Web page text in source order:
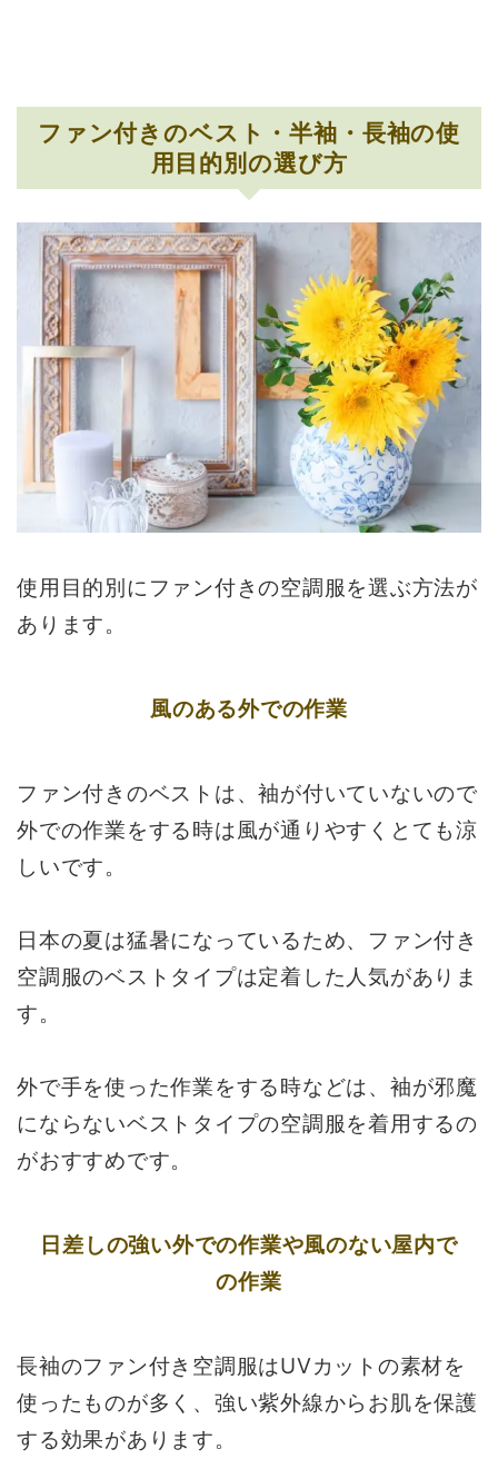
ファン付きのベスト・半袖・長袖の使
用目的別の選び方
使用目的別にファン付きの空調服を選ぶ方法が
あります。
風のある外での作業
ファン付きのベストは、袖が付いていないので
外での作業をする時は風が通りやすくとても涼
しいです。
日本の夏は猛暑になっているため、ファン付き
空調服のベストタイプは定着した人気がありま
す。
外で手を使った作業をする時などは、袖が邪魔
にならないベストタイプの空調服を着用するの
がおすすめです。
日差しの強い外での作業や風のない屋内で
の作業
長袖のファン付き空調服はUVカットの素材を
使ったものが多く、強い紫外線からお肌を保護
する効果があります。